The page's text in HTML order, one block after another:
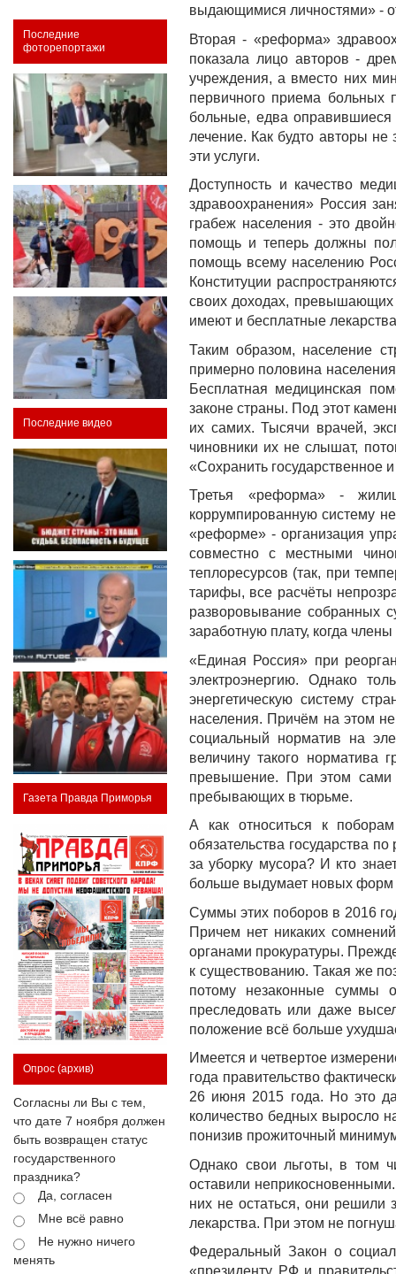
Последние
фоторепортажи
Последние видео
Газета Правда Приморья
Опрос (архив)
Согласны ли Вы с тем,
что дате 7 ноября должен
быть возвращен статус
государственного
праздника?
Да, согласен
Мне всё равно
Не нужно ничего
менять
выдающимися личностями» -
Вторая - «реформа»
показала лицо авторов -
учреждения, а вместо них
первичного приема больных
больные, едва
лечение. Как будто авторы не
эти услуги.
Доступность и качество
здравоохранения» Россия
грабеж населения - это
помощь и теперь должны
помощь всему населению
Конституции
своих доходах, превышающих
имеют и бесплатные
Таким образом, население
примерно половина
Бесплатная медицинская
законе страны. Под этот
их самих. Тысячи врачей,
чиновники их не слышат,
«Сохранить государственное
Третья «реформа» -
коррумпированную систему
«реформе» - организация
совместно с местными
теплоресурсов (так, при
тарифы, все расчёты
разворовывание собранных
заработную плату, когда
«Единая Россия» при
электроэнергию. Однако
энергетическую систему
населения. Причём на этом
социальный норматив на
величину такого норматива
превышение. При этом сами
пребывающих в тюрьме.
А как относиться к
обязательства государства
за уборку мусора? И кто
больше выдумает новых форм
Суммы этих поборов в 2016
Причем нет никаких
органами прокуратуры.
к существованию. Такая же
потому незаконные суммы
преследовать или даже
положение всё больше
Имеется и четвертое
года правительство
26 июня 2015 года. Но это
количество бедных выросло
понизив прожиточный
Однако свои льготы, в том
оставили
них не остаться, они решили
лекарства. При этом не
Федеральный Закон о
«президенту РФ и